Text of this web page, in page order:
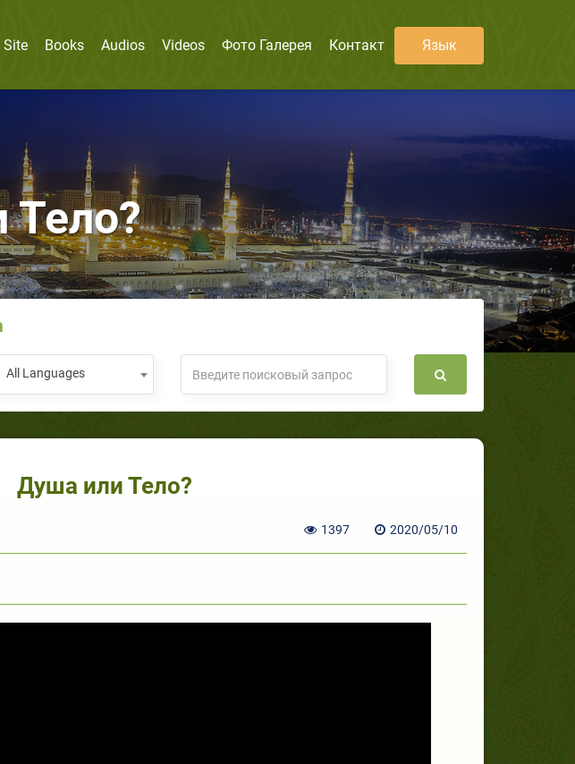
Site Books Audios Videos Фото Галерея Контакт Язык
All Languages
Душа или Тело?
1397 2020/05/10